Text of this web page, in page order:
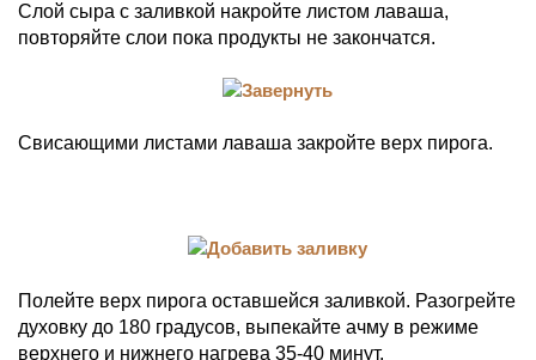
Слой сыра с заливкой накройте листом лаваша,
повторяйте слои пока продукты не закончатся.
Свисающими листами лаваша закройте верх пирога.
Полейте верх пирога оставшейся заливкой. Разогрейте
духовку до 180 градусов, выпекайте ачму в режиме
верхнего и нижнего нагрева 35-40 минут.